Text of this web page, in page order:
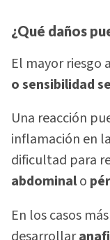
¿Qué daños
El mayor riesgo
o sensibilidad
Una reacción
inflamación en
dificultad para
abdominalo
En los casos